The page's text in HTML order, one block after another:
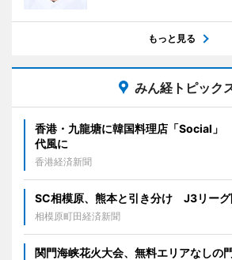
もっと見る
みん経トピック
香港・九龍塘に韓国料理店「Social」
代風に
香港経済新聞
SC相模原、熊本と引き分け J3リーグ
相模原町田経済新聞
関門海峡花火大会、無料エリアなしの